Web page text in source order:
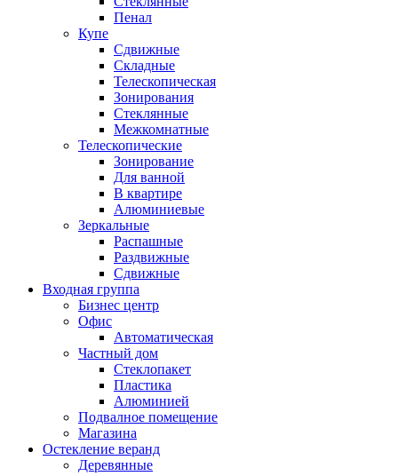
Пенал
Купе
Сдвижные
Складные
Телескопическая
Зонирования
Стеклянные
Межкомнатные
Телескопические
Зонирование
Для ванной
В квартире
Алюминиевые
Зеркальные
Распашные
Раздвижные
Сдвижные
Входная группа
Бизнес центр
Офис
Автоматическая
Частный дом
Стеклопакет
Пластика
Алюминией
Подвалное помещение
Магазина
Остекление веранд
Деревянные